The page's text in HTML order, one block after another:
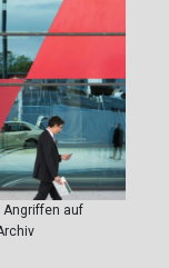
Angriffen auf